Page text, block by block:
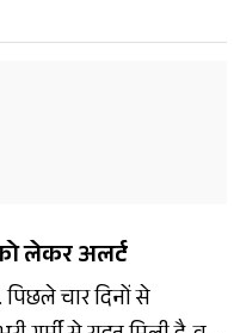
लेकर अलर्ट
चार दिनों से